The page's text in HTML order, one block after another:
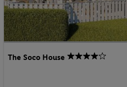
The Soco House